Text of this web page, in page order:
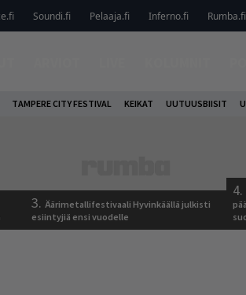
Soundi.fi Pelaaja.fi Inferno.fi Rumba.fi
TAMPERE CITY FESTIVAL KEIKAT UUTUUSBIISIT
3. Äärimetallifestivaali Hyvinkäällä julkisti
esiintyjiä ensi vuodelle
4.